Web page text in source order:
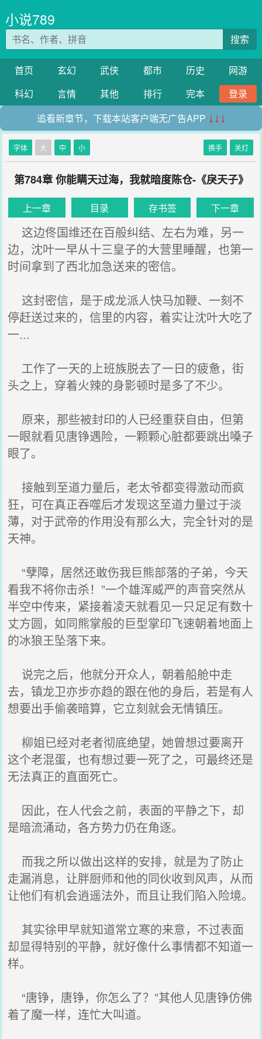
小说789
搜索
首页 玄幻 武侠 都市 历史
网游
科幻
言情 其他 排行 完本
登录
追看新章节，下载本站客户端无广告APP ↓↓↓
字体 大 中 小 换手 关灯
第784章 你能瞒天过海，我就暗度陈仓-《戾天子》
上一章 目录 存书签 下一章
这边佟国维还在百般纠结、左右为难，另一
边，沈叶一早从十三皇子的大营里睡醒，也第一
时间拿到了西北加急送来的密信。
这封密信，是于成龙派人快马加鞭、一刻不
停赶送过来的，信里的内容，着实让沈叶大吃了
一...
工作了一天的上班族脱去了一日的疲惫，街
头之上，穿着火辣的身影顿时是多了不少。
原来，那些被封印的人已经重获自由，但第
一眼就看见唐铮遇险，一颗颗心脏都要跳出嗓子
眼了。
接触到至道力量后，老太爷都变得激动而疯
狂，可在真正吞噬后才发现这至道力量过于淡
薄，对于武帝的作用没有那么大，完全针对的是
天神。
“孽障，居然还敢伤我巨熊部落的子弟，今天
看我不将你击杀！”一个雄浑威严的声音突然从
半空中传来，紧接着凌天就看见一只足足有数十
丈方圆，如同熊掌般的巨型掌印飞速朝着地面上
的冰狼王坠落下来。
说完之后，他就分开众人，朝着船舱中走
去，镇龙卫亦步亦趋的跟在他的身后，若是有人
想要出手偷袭暗算，它立刻就会无情镇压。
柳姐已经对老者彻底绝望，她曾想过要离开
这个老混蛋，也有想过要一死了之，可最终还是
无法真正的直面死亡。
因此，在人代会之前，表面的平静之下，却
是暗流涌动，各方势力仍在角逐。
而我之所以做出这样的安排，就是为了防止
走漏消息，让胖厨师和他的同伙收到风声，从而
让他们有机会逍遥法外，而且让我们陷入险境。
其实徐甲早就知道常立寒的来意，不过表面
却显得特别的平静，就好像什么事情都不知道一
样。
“唐铮，唐铮，你怎么了？”其他人见唐铮仿佛
着了魔一样，连忙大叫道。